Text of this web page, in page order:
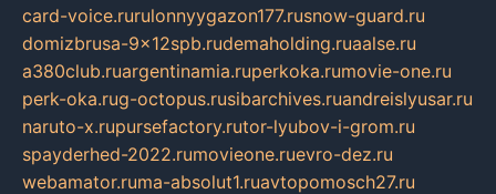
card-voice.rurulonnyygazon177.rusnow-guard.ru
domizbrusa-9x12spb.rudemaholding.ruaalse.ru
a380club.ruargentinamia.ruperkoka.rumovie-one.ru
perk-oka.rug-octopus.rusibarchives.ruandreislyusar.ru
naruto-x.rupursefactory.rutor-lyubov-i-grom.ru
spayderhed-2022.rumovieone.ruevro-dez.ru
webamator.ruma-absolut1.ruavtopomosch27.ru